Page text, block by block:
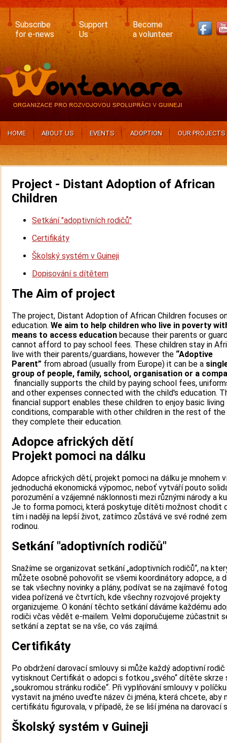
Skip
main
content
Subscribe
for e-news
Support
Us
Become
a volunteer
HOME ABOUT US EVENTS ADOPTION OUR PROJECTS
Project - Distant Adoption of African
Children
Setkání "adoptivních rodičů"
Certifikáty
Školský systém v Guineji
Dopisování s dítětem
The Aim of project
The project, Distant Adoption of African Children focuses
education. We aim to help children who live in poverty
means to access education because their parents or
cannot afford to pay school fees. These children stay in
live with their parents/guardians, however the “Adoptive
Parent” from abroad (usually from Europe) it can be a
group of people, family, school, organisation or a
financially supports the child by paying school fees,
and other expenses connected with the child's education.
financial support enables these children to enjoy basic living
conditions, comparable with other children in the rest of the
they complete their education.
Adopce afrických dětí
Projekt pomoci na dálku
Adopce afrických dětí, projekt pomoci na dálku je mnohem
jednoduchá ekonomická výpomoc, neboť vytváří pouto
porozumění a vzájemné náklonnosti mezi různými národy a
Je to forma pomoci, která poskytuje dítěti možnost chodit
tím i naději na lepší život, zatímco zůstává ve své rodné
rodinou.
Setkání "adoptivních rodičů"
Snažíme se organizovat setkání „adoptivních rodičů“, na
můžete osobně pohovořit se všemi koordinátory adopce, a
se tak všechny novinky a plány, podívat se na zajímavé
videa pořízená ve čtvrtích, kde všechny rozvojové projekty
organizujeme. O konání těchto setkání dáváme každému
rodiči včas vědět e-mailem. Velmi doporučujeme zúčastnit
setkání a zeptat se na vše, co vás zajímá.
Certifikáty
Po obdržení darovací smlouvy si může každý adoptivní rodič
vytisknout Certifikát o adopci s fotkou „svého“ dítěte skrze
„soukromou stránku rodiče“. Při vyplňování smlouvy v
vystavit na jméno uveďte název či jména, která chcete, aby
certifikátu figurovala, v případě, že se liší jména na darovací
Školský systém v Guineji